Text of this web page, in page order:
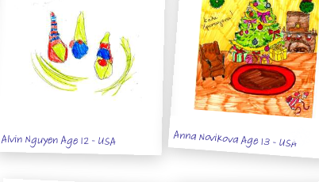
Alvin Nguyen Age 12 - USA Anna Novikova Age 13 - USA